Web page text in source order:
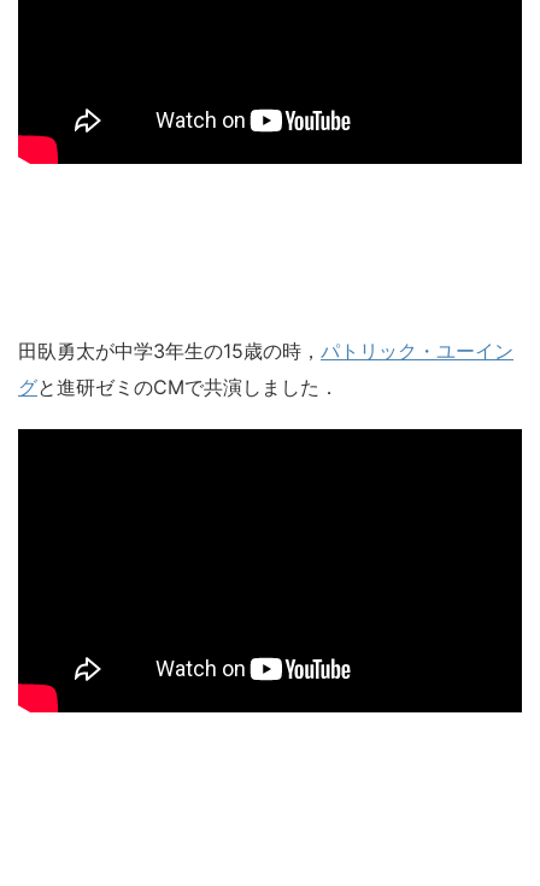
田臥勇太が中学3年生の15歳の時， パトリック・ユーイン
グと進研ゼミのCMで共演しました．